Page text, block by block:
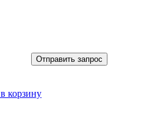
Отправить запрос
корзину